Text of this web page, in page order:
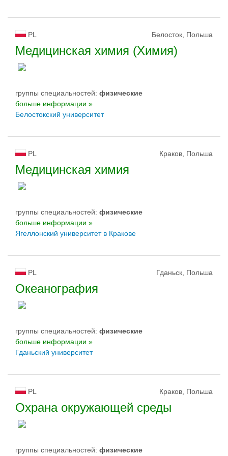
PL Белосток, Польша
Медицинская химия (Химия)
группы специальностей: физическиe
больше информации »
Белостокский университет
PL Краков, Польша
Медицинская химия
группы специальностей: физическиe
больше информации »
Ягеллонский университет в Кракове
PL Гданьск, Польша
Океанография
группы специальностей: физическиe
больше информации »
Гданьский университет
PL Краков, Польша
Охрана окружающей среды
группы специальностей: физическиe